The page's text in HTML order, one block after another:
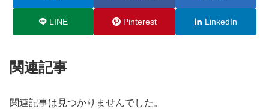
LINE Pinterest LinkedIn
関連記事
関連記事は見つかりませんでした。